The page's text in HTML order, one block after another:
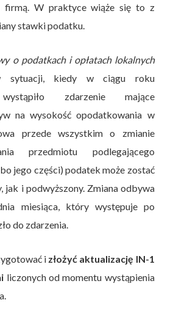
firmą. W praktyce wiąże się to z
stawki podatku.
o podatkach i opłatach lokalnych
sytuacji, kiedy w ciągu roku
zdarzenie mające
na wysokość opodatkowania w
przede wszystkim o zmianie
przedmiotu podlegającego
jego części) podatek może zostać
jak i podwyższony. Zmiana odbywa
miesiąca, który występuje po
do zdarzenia.
i złożyć aktualizację IN-1
liczonych od momentu wystąpienia